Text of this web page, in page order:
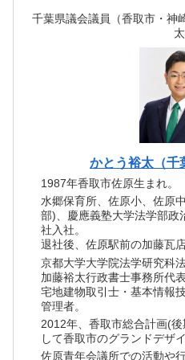
千葉県議会議員（香取市・神
太
かとう裕太（千
1987年香取市佐原生まれ。
水郷保育所、佐原小、佐原
部)、慶應義塾大学法学部政
社入社。
退社後、佐原駅前の加藤瓦店
京都大学大学院法学研究科
加藤裕太行政書士事務所代表
宅地建物取引士・基本情報
管理者。
2012年、香取市総合計画(
して香取市のグランドデザ
佐原青年会議所での活動や